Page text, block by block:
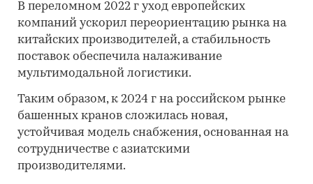
В переломном 2022 г уход европейских
компаний ускорил переориентацию рынка на
китайских производителей, а стабильность
поставок обеспечила налаживание
мультимодальной логистики.
Таким образом, к 2024 г на российском рынке
башенных кранов сложилась новая,
устойчивая модель снабжения, основанная на
сотрудничестве с азиатскими
производителями.